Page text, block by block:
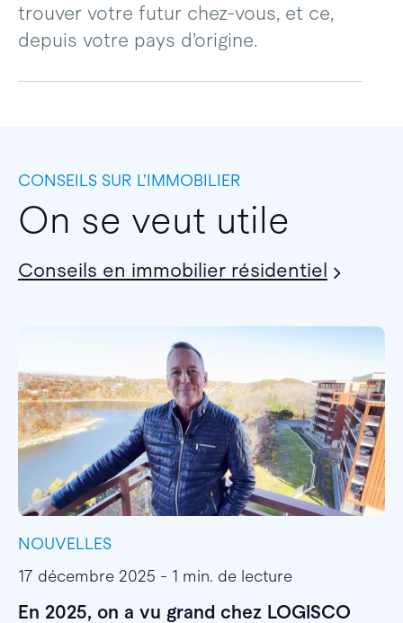
trouver votre futur chez-vous, et ce,
depuis votre pays d’origine.
CONSEILS SUR L’IMMOBILIER
On se veut utile
Conseils en immobilier résidentiel
NOUVELLES
17 décembre 2025 - 1 min. de lecture
En 2025, on a vu grand chez LOGISCO